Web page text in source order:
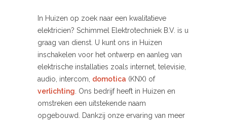
In Huizen op zoek naar een kwalitatieve
elektricien? Schimmel Elektrotechniek B.V. is u
graag van dienst. U kunt ons in Huizen
inschakelen voor het ontwerp en aanleg van
elektrische installaties zoals internet, televisie,
audio, intercom, domotica (KNX) of
verlichting. Ons bedrijf heeft in Huizen en
omstreken een uitstekende naam
opgebouwd. Dankzij onze ervaring van meer